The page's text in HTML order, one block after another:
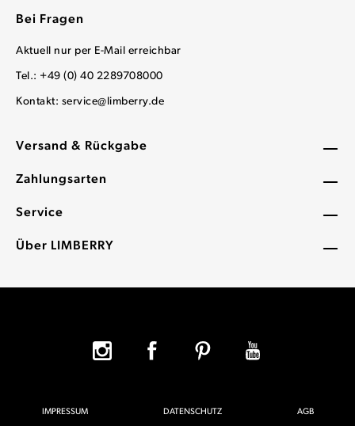
Versand & Rückgabe
Zahlungsarten
Service
Über LIMBERRY
Bei Fragen
Aktuell nur per E-Mail erreichbar
Tel.: +49 (0) 40 2289708000
Kontakt: service@limberry.de
IMPRESSUM DATENSCHUTZ AGB